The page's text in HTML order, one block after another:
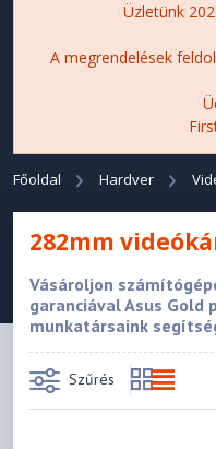
Üzletünk
A megrendelések
Főoldal Hardver
282mm
Vásároljon
garanciával Asus Gold
munkatársaink
Szűrés